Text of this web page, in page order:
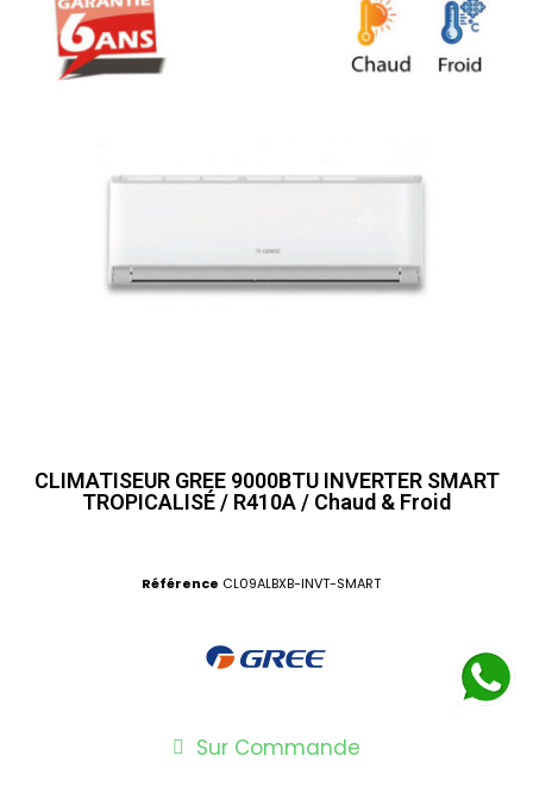
CLIMATISEUR GREE 9000BTU INVERTER SMART
TROPICALISÉ / R410A / Chaud & Froid
Référence CL09ALBXB-INVT-SMART
Sur Commande